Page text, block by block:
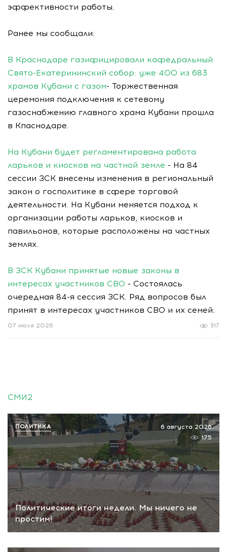
эффективности работы.
Ранее мы сообщали:
В Краснодаре газифицировали кафедральный
Свято-Екатерининский собор: уже 400 из 683
храмов Кубани с газом- Торжественная
церемония подключения к сетевому
газоснабжению главного храма Кубани прошла
в Кпаснодаре.
На Кубани будет регламентирована работа
ларьков и киосков на частной земле - На 84
сессии ЗСК внесены изменения в региональный
закон о госполитике в сфере торговой
деятельности. На Кубани меняется подход к
организации работы ларьков, киосков и
павильонов, которые расположены на частных
землях.
В ЗСК Кубани принятые новые законы в
интересах участников СВО - Состоялась
очередная 84-я сессия ЗСК. Ряд вопросов был
принят в интересах участников СВО и их семей.
317
07 июля 2026
СМИ2
Политические итоги недели. Мы ничего не
простим!
6 августа 2026
175
ПОЛИТИКА